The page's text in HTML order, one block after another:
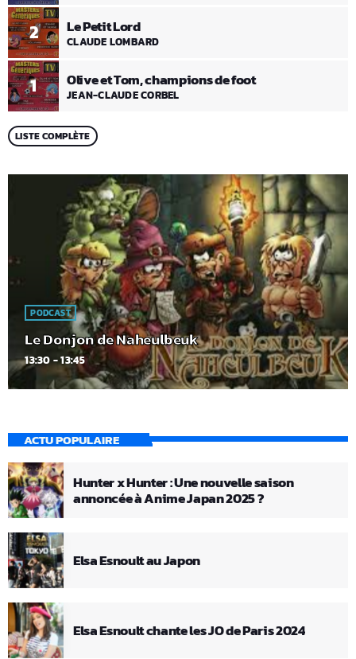
1 Olive et Tom, champions de foot
JEAN-CLAUDE CORBEL
2 Le Petit Lord
CLAUDE LOMBARD
LISTE COMPLÈTE
PODCAST
Le Donjon de Naheulbeuk
13:30 - 13:45
ACTU POPULAIRE
Hunter x Hunter : Une nouvelle saison
annoncée à Anime Japan 2025 ?
Elsa Esnoult au Japon
Elsa Esnoult chante les JO de Paris 2024